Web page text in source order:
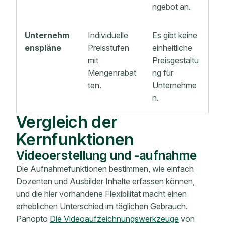
ngebot an.
Unternehm
enspläne
Individuelle
Preisstufen
mit
Mengenrabat
ten.
Es gibt keine
einheitliche
Preisgestaltu
ng für
Unternehme
n.
Vergleich der
Kernfunktionen
Videoerstellung und -aufnahme
Die Aufnahmefunktionen bestimmen, wie einfach
Dozenten und Ausbilder Inhalte erfassen können,
und die hier vorhandene Flexibilität macht einen
erheblichen Unterschied im täglichen Gebrauch.
Panopto Die Videoaufzeichnungswerkzeuge von